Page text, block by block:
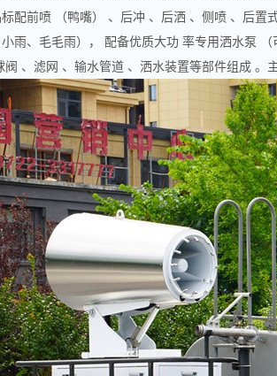
配前喷 （鸭嘴） 、后冲 、后洒 、侧喷 、后置
雨、毛毛雨）， 配备优质大功 率专用洒水泵
阀 、滤网 、输水管道 、洒水装置等部件组成 。